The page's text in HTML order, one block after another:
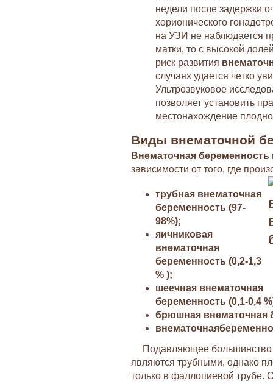
недели после задержки
хорионического
на УЗИ не наблюдается
матки, то с высокой
риск развития
случаях удается четко
Ультрозвуковое
позволяет установить
местонахождение
Виды внематочной
Внематочная беременность
зависимости от того, где
трубная внематочная
беременность (97-
98%);
яичниковая
внематочная
беременность (0,2-1,3
% );
шеечная внематочная
беременность (0,1-0,4
брюшная внематочная
Подавляющее
являются трубными, однако
только в фаллопиевой трубе.